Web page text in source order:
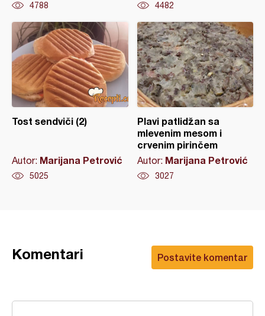
4788 4482
Tost sendviči (2)
Autor: Marijana Petrović
5025
Plavi patlidžan sa
mlevenim mesom i
crvenim pirinčem
Autor: Marijana Petrović
3027
Postavite komentar
Komentari